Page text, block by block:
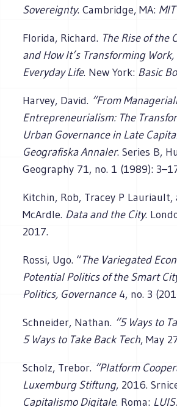
Sovereignty. Cambridge, MA:
Florida, Richard. The Rise of the
and How It’s Transforming
Everyday Life. New York: Basic
Harvey, David. “From
Entrepreneurialism: The
Urban Governance in Late
Geografiska Annaler. Series B,
Geography 71, no. 1 (1989):
Kitchin, Rob, Tracey P Lauriault,
McArdle. Data and the City.
2017.
Rossi, Ugo. “The Variegated
Potential Politics of the Smart
Politics, Governance4, no. 3
Schneider, Nathan. “5 Ways to
5 Ways to Take Back Tech, May
Scholz, Trebor. “Platform
Luxemburg Stiftung, 2016.
Capitalismo Digitale. Roma: